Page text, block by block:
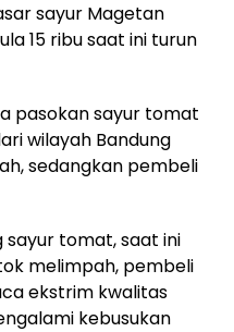
sayur Magetan
15 ribu saat ini turun
pasokan sayur tomat
wilayah Bandung
sedangkan pembeli
sayur tomat, saat ini
melimpah, pembeli
ekstrim kwalitas
kebusukan